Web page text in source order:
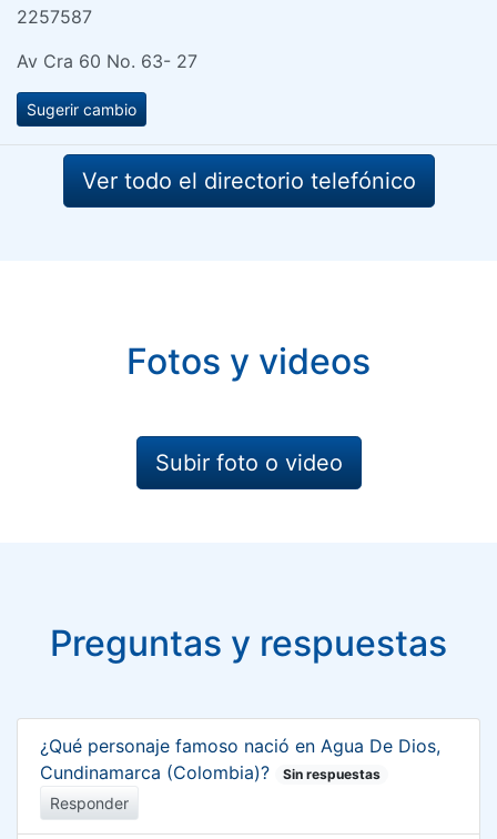
2257587
Av Cra 60 No. 63- 27
Sugerir cambio
Ver todo el directorio telefónico
Fotos y videos
Subir foto o video
Preguntas y respuestas
¿Qué personaje famoso nació en Agua De Dios,
Cundinamarca (Colombia)?
Sin respuestas
Responder